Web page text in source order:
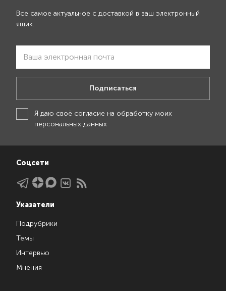
Все самое актуальное с доставкой в ваш электронный
ящик.
Подписаться
Я даю своё согласие на обработку моих
персональных данных
Соцсети
Указатели
Подрубрики
Темы
Интервью
Мнения